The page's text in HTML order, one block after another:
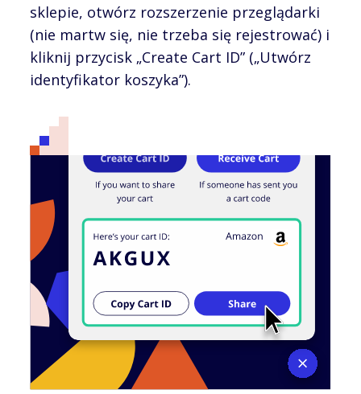
sklepie, otwórz rozszerzenie przeglądarki
(nie martw się, nie trzeba się rejestrować) i
kliknij przycisk „Create Cart ID” („Utwórz
identyfikator koszyka”).